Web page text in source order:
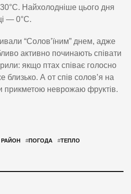
Найхолодніше цього дня
— 0°C.
“Солов’їним” днем, адже
активно починають співати
якщо птах співає голосно
близько. А от спів солов’я на
прикметою неврожаю фруктів.
РАЙОН #ПОГОДА #ТЕПЛО